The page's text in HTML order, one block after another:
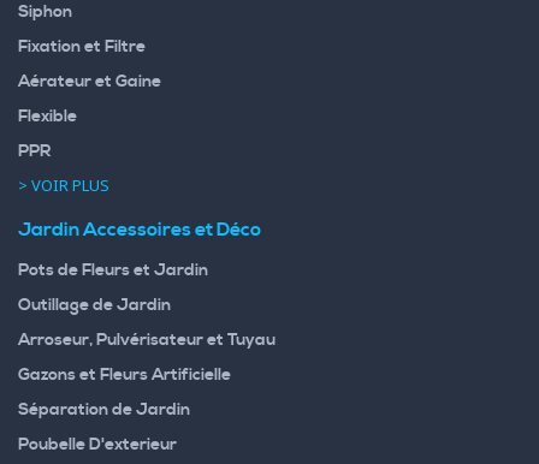
Siphon
Fixation et Filtre
Aérateur et Gaine
Flexible
PPR
> VOIR PLUS
Jardin Accessoires et Déco
Pots de Fleurs et Jardin
Outillage de Jardin
Arroseur, Pulvérisateur et Tuyau
Gazons et Fleurs Artificielle
Séparation de Jardin
Poubelle D'exterieur